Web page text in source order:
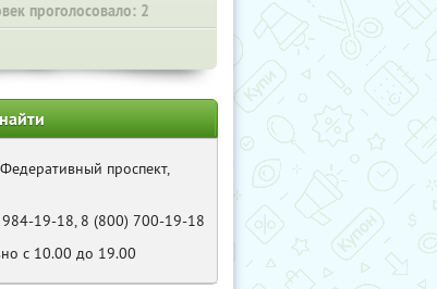
проголосовало: 2
проспект,
984-19-18, 8 (800) 700-19-18
с 10.00 до 19.00